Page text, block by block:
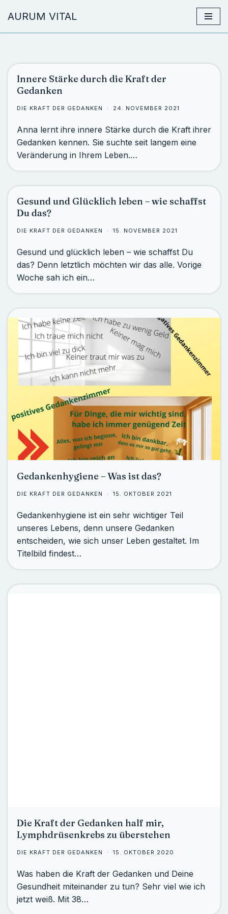
AURUM VITAL
Innere Stärke durch die Kraft der
Gedanken
DIE KRAFT DER GEDANKEN 24. NOVEMBER 2021
Anna lernt ihre innere Stärke durch die Kraft ihrer
Gedanken kennen. Sie suchte seit langem eine
Veränderung in Ihrem Leben.…
Gesund und Glücklich leben – wie schaffst
Du das?
DIE KRAFT DER GEDANKEN 15. NOVEMBER 2021
Gesund und glücklich leben – wie schaffst Du
das? Denn letztlich möchten wir das alle. Vorige
Woche sah ich ein…
Gedankenhygiene – Was ist das?
DIE KRAFT DER GEDANKEN 15. OKTOBER 2021
Gedankenhygiene ist ein sehr wichtiger Teil
unseres Lebens, denn unsere Gedanken
entscheiden, wie sich unser Leben gestaltet. Im
Titelbild findest…
Die Kraft der Gedanken half mir,
Lymphdrüsenkrebs zu überstehen
DIE KRAFT DER GEDANKEN 15. OKTOBER 2020
Was haben die Kraft der Gedanken und Deine
Gesundheit miteinander zu tun? Sehr viel wie ich
jetzt weiß. Mit 38…